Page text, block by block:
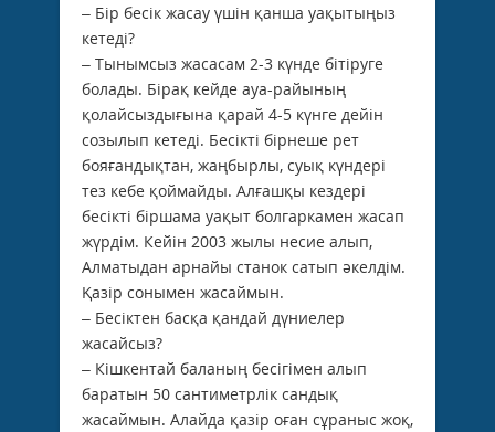
– Бір бесік жасау үшін қанша уақытыңыз
кетеді?
– Тынымсыз жасасам 2-3 күнде бітіруге
болады. Бірақ кейде ауа-райының
қолайсыздығына қарай 4-5 күнге дейін
созылып кетеді. Бесікті бірнеше рет
бояғандықтан, жаңбырлы, суық күндері
тез кебе қоймайды. Алғашқы кездері
бесікті біршама уақыт болгаркамен жасап
жүрдім. Кейін 2003 жылы несие алып,
Алматыдан арнайы станок сатып әкелдім.
Қазір сонымен жасаймын.
– Бесіктен басқа қандай дүниелер
жасайсыз?
– Кішкентай баланың бесігімен алып
баратын 50 сантиметрлік сандық
жасаймын. Алайда қазір оған сұраныс жоқ,